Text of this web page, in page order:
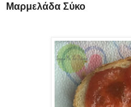
Μαρμελάδα Σύκο